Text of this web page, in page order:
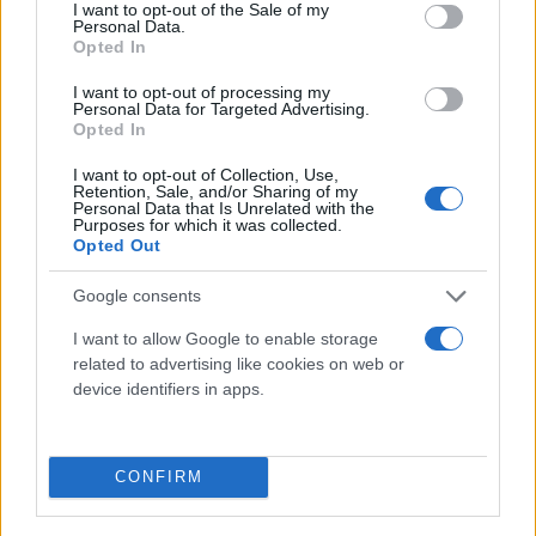
I want to opt-out of the Sale of my
Personal Data.
Opted In
I want to opt-out of processing my
Personal Data for Targeted Advertising.
Opted In
I want to opt-out of Collection, Use,
Retention, Sale, and/or Sharing of my
Personal Data that Is Unrelated with the
Purposes for which it was collected.
Opted Out
Google consents
I want to allow Google to enable storage
related to advertising like cookies on web or
device identifiers in apps.
CONFIRM
Κάνε κλικ και δες περισσότερο
Flash.grστην αναζήτηση της
Διάβασε σχετικά
Ολυμπιακός: O Ροντινέι αφιέρωσε Λιόλιου και
Ολυμπιακός: Η επέμβαση αξίας 80